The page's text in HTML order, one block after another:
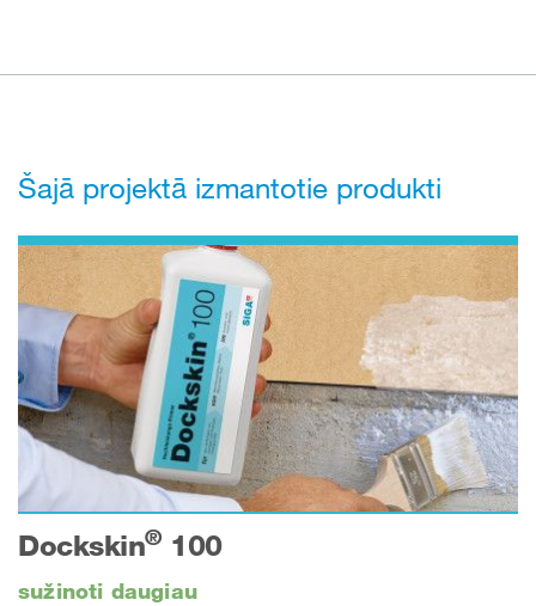
Šajā projektā izmantotie produkti
Dockskin®100
sužinoti daugiau